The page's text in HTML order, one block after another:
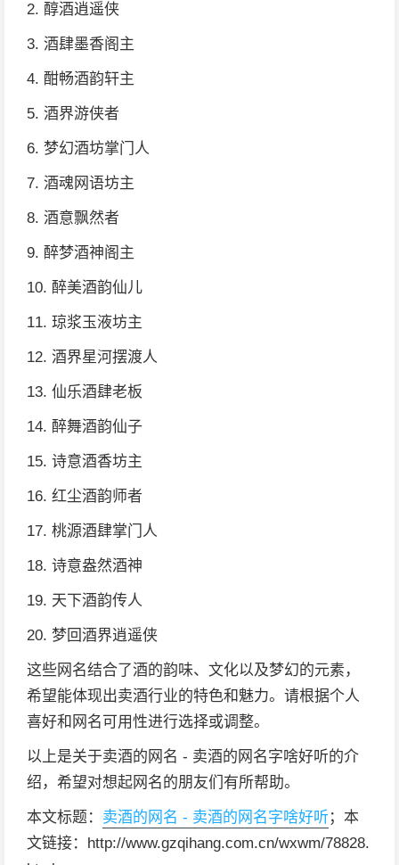
2. 醇酒逍遥侠
3. 酒肆墨香阁主
4. 酣畅酒韵轩主
5. 酒界游侠者
6. 梦幻酒坊掌门人
7. 酒魂网语坊主
8. 酒意飘然者
9. 醉梦酒神阁主
10. 醉美酒韵仙儿
11. 琼浆玉液坊主
12. 酒界星河摆渡人
13. 仙乐酒肆老板
14. 醉舞酒韵仙子
15. 诗意酒香坊主
16. 红尘酒韵师者
17. 桃源酒肆掌门人
18. 诗意盎然酒神
19. 天下酒韵传人
20. 梦回酒界逍遥侠
这些网名结合了酒的韵味、文化以及梦幻的元素，
希望能体现出卖酒行业的特色和魅力。请根据个人
喜好和网名可用性进行选择或调整。
以上是关于卖酒的网名 - 卖酒的网名字啥好听的介
绍，希望对想起网名的朋友们有所帮助。
本文标题： 卖酒的网名 - 卖酒的网名字啥好听；本
文链接：http://www.gzqihang.com.cn/wxwm/78828.